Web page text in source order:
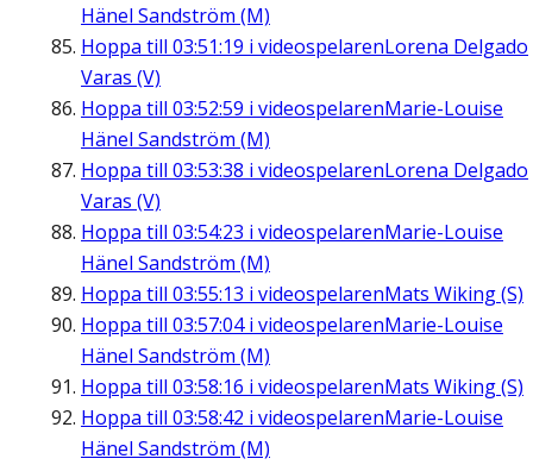
Hänel Sandström (M)
Hoppa till 03:51:19 i videospelarenLorena Delgado
Varas (V)
Hoppa till 03:52:59 i videospelarenMarie-Louise
Hänel Sandström (M)
Hoppa till 03:53:38 i videospelarenLorena Delgado
Varas (V)
Hoppa till 03:54:23 i videospelarenMarie-Louise
Hänel Sandström (M)
Hoppa till 03:55:13 i videospelarenMats Wiking (S)
Hoppa till 03:57:04i videospelarenMarie-Louise
Hänel Sandström (M)
Hoppa till 03:58:16 i videospelarenMats Wiking (S)
Hoppa till 03:58:42 i videospelarenMarie-Louise
Hänel Sandström (M)